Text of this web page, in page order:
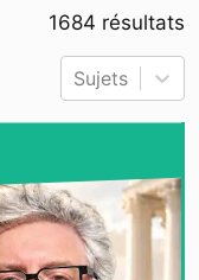
1684 résultats
Sujets